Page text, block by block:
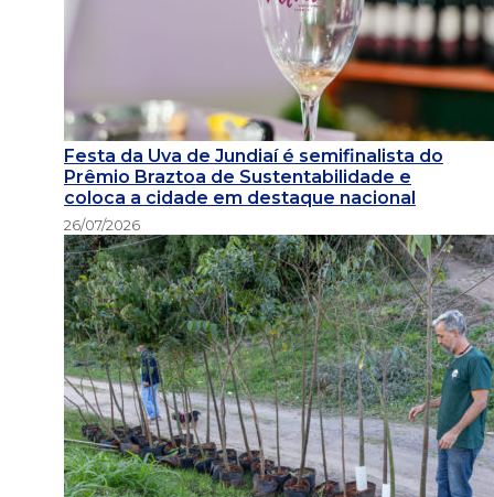
Festa da Uva de Jundiaí é semifinalista do
Prêmio Braztoa de Sustentabilidade e
coloca a cidade em destaque nacional
26/07/2026